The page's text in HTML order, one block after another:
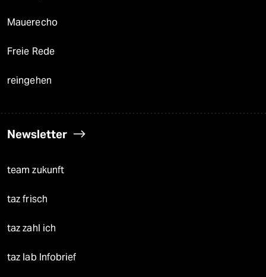
Mauerecho
Freie Rede
reingehen
Newsletter
team zukunft
taz frisch
taz zahl ich
taz lab Infobrief